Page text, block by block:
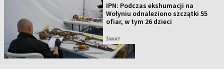
IPN: Podczas ekshumacji na
Wołyniu odnaleziono szczątki 55
ofiar, w tym 26 dzieci
ŚWIAT